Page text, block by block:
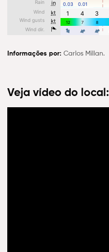
Informações por: Carlos Millan.
Veja vídeo do local: